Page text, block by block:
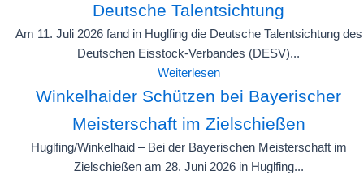
Deutsche Talentsichtung
Am 11. Juli 2026 fand in Huglfing die Deutsche Talentsichtung des
Deutschen Eisstock-Verbandes (DESV)...
Weiterlesen
Winkelhaider Schützen bei Bayerischer
Meisterschaft im Zielschießen
Huglfing/Winkelhaid – Bei der Bayerischen Meisterschaft im
Zielschießen am 28. Juni 2026 in Huglfing...